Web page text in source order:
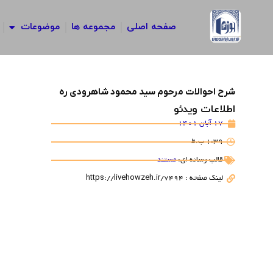
صفحه اصلی مجموعه ها موضوعات
شرح احوالات مرحوم سید محمود شاهرودی ره
اطلاعات ویدئو
17 آبان 1401
1:39 ب.ظ
قالب رسانه ای:مستند
لینک صفحه : https://livehowzeh.ir/7494